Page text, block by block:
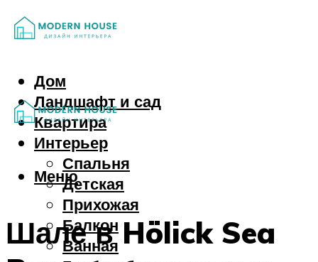
Дом
Ландшафт и сад
Квартира
Интерьер
Спальня
Детская
Прихожая
Балкон
Ванная
Меню
Шале в Hölick Sea